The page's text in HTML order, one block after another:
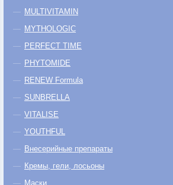
MULTIVITAMIN
MYTHOLOGIC
PERFECT TIME
PHYTOMIDE
RENEW Formula
SUNBRELLA
VITALISE
YOUTHFUL
Внесерийные препараты
Кремы, гели, лосьоны
Маски